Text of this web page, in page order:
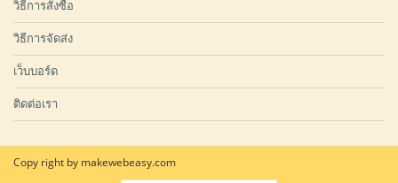
วิธีการสั่งซื้อ
วิธีการจัดส่ง
เว็บบอร์ด
ติดต่อเรา
Copy right by makewebeasy.com